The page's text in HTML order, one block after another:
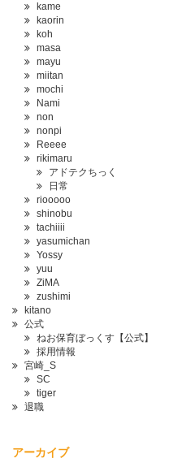
kame
kaorin
koh
masa
mayu
miitan
mochi
Nami
non
nonpi
Reeee
rikimaru
アドテクちっく
日常
riooooo
shinobu
tachiiii
yasumichan
Yossy
yuu
ZiMA
zushimi
kitano
公式
ねお保育ぼっくす【公式】
採用情報
宮崎_S
SC
tiger
退職
アーカイブ